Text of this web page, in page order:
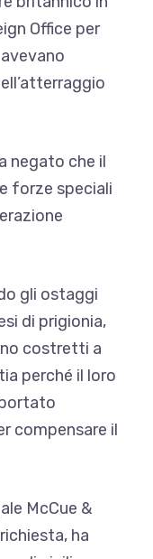
Office per
negato che il
forze speciali
gli ostaggi
di prigionia,
costretti a
perché il loro
compensare il
McCue &
ha